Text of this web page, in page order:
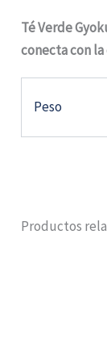
Té Verde
conecta con
Peso
Productos